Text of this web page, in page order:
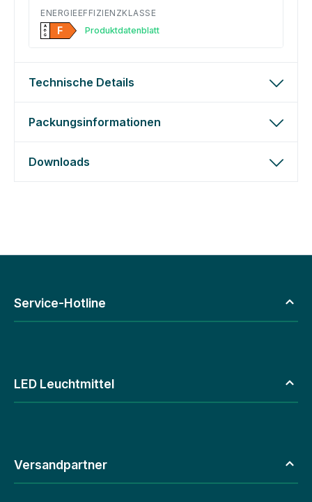
ENERGIEEFFIZIENZKLASSE
A
↑
G F Produktdatenblatt
Technische Details
Packungsinformationen
Downloads
Service-Hotline
LED Leuchtmittel
Versandpartner